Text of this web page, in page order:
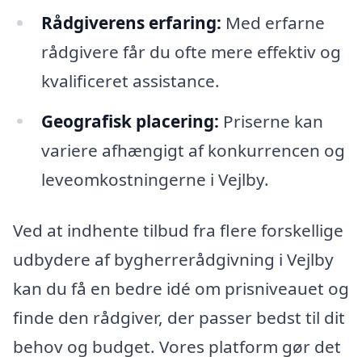
Rådgiverens erfaring: Med erfarne
rådgivere får du ofte mere effektiv og
kvalificeret assistance.
Geografisk placering: Priserne kan
variere afhængigt af konkurrencen og
leveomkostningerne i Vejlby.
Ved at indhente tilbud fra flere forskellige
udbydere af bygherrerådgivning i Vejlby
kan du få en bedre idé om prisniveauet og
finde den rådgiver, der passer bedst til dit
behov og budget. Vores platform gør det